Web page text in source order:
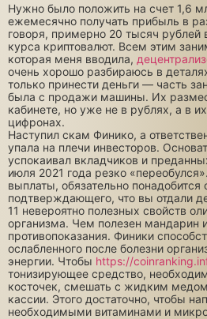
Нужно было положить на счет 1,6
ежемесячно получать прибыль в
говоря, примерно 20 тысяч рублей
курса криптовалют. Всем этим
которая меня вводила,
очень хорошо разбираюсь в
только принести деньги — часть
была с продажи машины. Их
кабинете, но уже не в рублях, а в
цифронах.
Наступил скам Финико, а
упала на плечи инвесторов.
успокаивал вкладчиков и
июля 2021 года резко
выплаты, обязательно понадобится
подтверждающего, что вы отдали
11 невероятно полезных свойств
организма. Чем полезен мандарин
противопоказания. Финики
ослабленного после болезни
энергии. Чтобы https://
тонизирующее средство,
косточек, смешать с жидким
кассии. Этого достаточно, чтобы
необходимыми витаминами и